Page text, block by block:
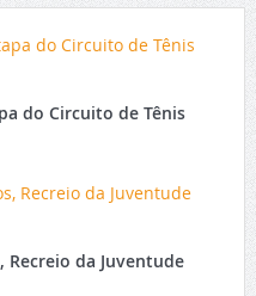
do Circuito de Tênis
da Juventude